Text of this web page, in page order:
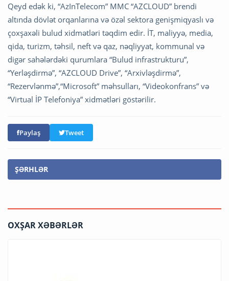
Qeyd edək ki, “AzInTelecom” MMC “AZCLOUD” brendi
altında dövlət orqanlarına və özəl sektora genişmiqyaslı və
çoxşaxəli bulud xidmətləri təqdim edir. İT, maliyyə, media,
qida, turizm, təhsil, neft və qaz, nəqliyyat, kommunal və
digər sahələrdəki qurumlara “Bulud infrastrukturu”,
“Yerləşdirmə”, “AZCLOUD Drive”, “Arxivləşdirmə”,
“Rezervlənmə”,“Microsoft” məhsulları, “Videokonfrans” və
“Virtual İP Telefoniya” xidmətləri göstərilir.
Paylaş Tweet
ŞƏRHLƏR
OXŞAR XƏBƏRLƏR